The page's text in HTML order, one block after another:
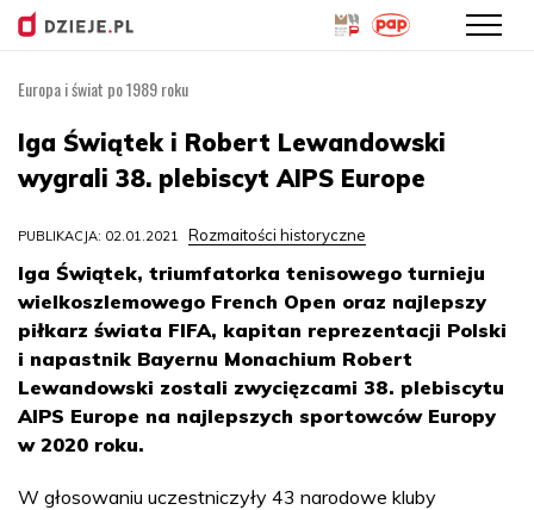
treści
Europa i świat po 1989 roku
Iga Świątek i Robert Lewandowski
wygrali 38. plebiscyt AIPS Europe
PUBLIKACJA: 02.01.2021 Rozmaitości historyczne
Iga Świątek, triumfatorka tenisowego turnieju
wielkoszlemowego French Open oraz najlepszy
piłkarz świata FIFA, kapitan reprezentacji Polski
i napastnik Bayernu Monachium Robert
Lewandowski zostali zwycięzcami 38. plebiscytu
AIPS Europe na najlepszych sportowców Europy
w 2020 roku.
W głosowaniu uczestniczyły 43 narodowe kluby